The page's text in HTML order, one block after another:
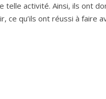
activité. Ainsi, ils ont
ce qu’ils ont réussi à faire